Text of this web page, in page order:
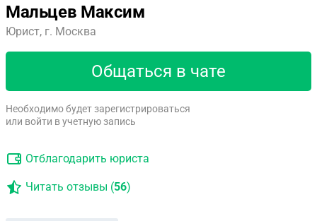
Мальцев Максим
Юрист, г. Москва
Общаться в чате
Необходимо будет зарегистрироваться
или войти в учетную запись
Отблагодарить юриста
Читать отзывы (56)